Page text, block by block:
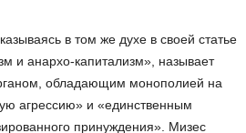
в том же духе в своей статье
и анархо-капитализм», называет
обладающим монополией на
агрессию» и «единственным
принуждения». Мизес